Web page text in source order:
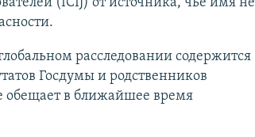
расследовании содержится
Госдумы и родственников
обещает в ближайшее время